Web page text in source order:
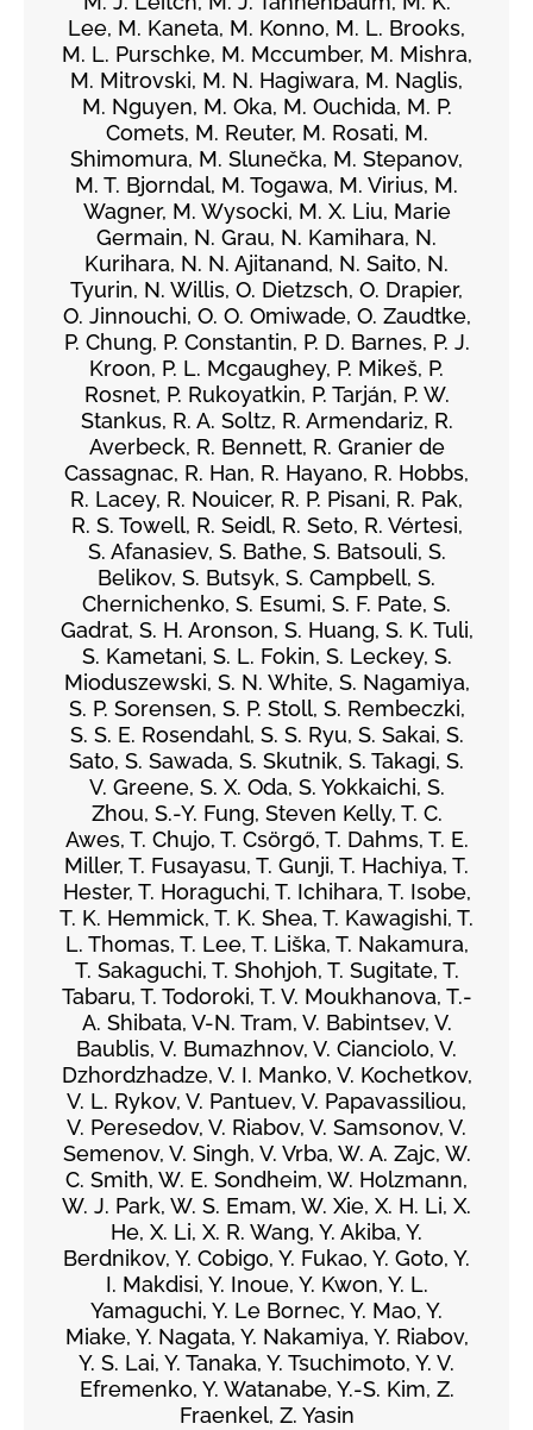
Lee, M. Kaneta, M. Konno, M. L. Brooks,
M. L. Purschke, M. Mccumber, M. Mishra,
M. Mitrovski, M. N. Hagiwara, M. Naglis,
M. Nguyen, M. Oka, M. Ouchida, M. P.
Comets, M. Reuter, M. Rosati, M.
Shimomura, M. Slunečka, M. Stepanov,
M. T. Bjorndal, M. Togawa, M. Virius, M.
Wagner, M. Wysocki, M. X. Liu, Marie
Germain, N. Grau, N. Kamihara, N.
Kurihara, N. N. Ajitanand, N. Saito, N.
Tyurin, N. Willis, O. Dietzsch, O. Drapier,
O. Jinnouchi, O. O. Omiwade, O. Zaudtke,
P. Chung, P. Constantin, P. D. Barnes, P. J.
Kroon, P. L. Mcgaughey, P. Mikeš, P.
Rosnet, P. Rukoyatkin, P. Tarján, P. W.
Stankus, R. A. Soltz, R. Armendariz, R.
Averbeck, R. Bennett, R. Granier de
Cassagnac, R. Han, R. Hayano, R. Hobbs,
R. Lacey, R. Nouicer, R. P. Pisani, R. Pak,
R. S. Towell, R. Seidl, R. Seto, R. Vértesi,
S. Afanasiev, S. Bathe, S. Batsouli, S.
Belikov, S. Butsyk, S. Campbell, S.
Chernichenko, S. Esumi, S. F. Pate, S.
Gadrat, S. H. Aronson, S. Huang, S. K. Tuli,
S. Kametani, S. L. Fokin, S. Leckey, S.
Mioduszewski, S. N. White, S. Nagamiya,
S. P. Sorensen, S. P. Stoll, S. Rembeczki,
S. S. E. Rosendahl, S. S. Ryu, S. Sakai, S.
Sato, S. Sawada, S. Skutnik, S. Takagi, S.
V. Greene, S. X. Oda, S. Yokkaichi, S.
Zhou, S.-Y. Fung, Steven Kelly, T. C.
Awes, T. Chujo, T. Csörgő, T. Dahms, T. E.
Miller, T. Fusayasu, T. Gunji, T. Hachiya, T.
Hester, T. Horaguchi, T. Ichihara, T. Isobe,
T. K. Hemmick, T. K. Shea, T. Kawagishi, T.
L. Thomas, T. Lee, T. Liška, T. Nakamura,
T. Sakaguchi, T. Shohjoh, T. Sugitate, T.
Tabaru, T. Todoroki, T. V. Moukhanova, T.-
A. Shibata, V-N. Tram, V. Babintsev, V.
Baublis, V. Bumazhnov, V. Cianciolo, V.
Dzhordzhadze, V. I. Manko, V. Kochetkov,
V. L. Rykov, V. Pantuev, V. Papavassiliou,
V. Peresedov, V. Riabov, V. Samsonov, V.
Semenov, V. Singh, V. Vrba, W. A. Zajc, W.
C. Smith, W. E. Sondheim, W. Holzmann,
W. J. Park, W. S. Emam, W. Xie, X. H. Li, X.
He, X. Li, X. R. Wang, Y. Akiba, Y.
Berdnikov, Y. Cobigo, Y. Fukao, Y. Goto, Y.
I. Makdisi, Y. Inoue, Y. Kwon, Y. L.
Yamaguchi, Y. Le Bornec, Y. Mao, Y.
Miake, Y. Nagata, Y. Nakamiya, Y. Riabov,
Y. S. Lai, Y. Tanaka, Y. Tsuchimoto, Y. V.
Efremenko, Y. Watanabe, Y.-S. Kim, Z.
Fraenkel, Z. Yasin